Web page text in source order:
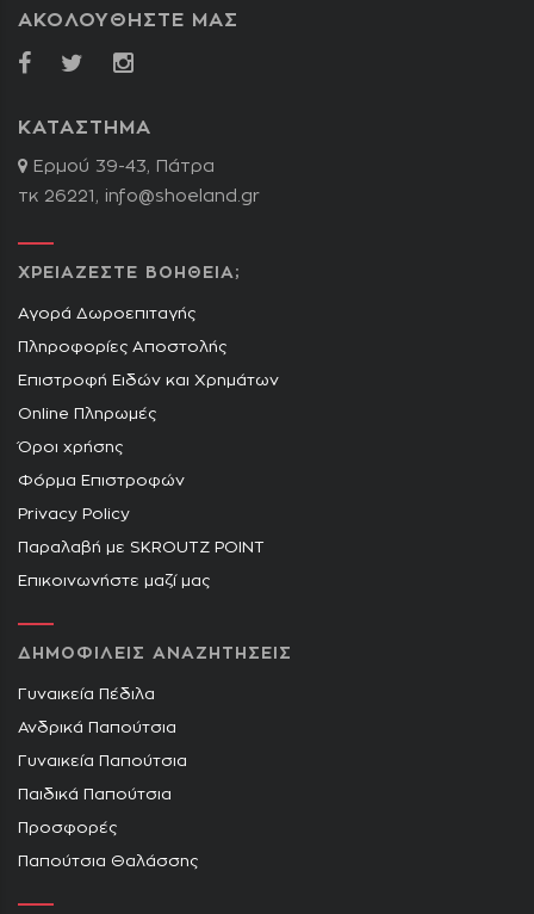
ΑΚΟΛΟΥΘΗΣΤΕ ΜΑΣ
ΚΑΤΑΣΤΗΜΑ
Ερμού 39-43, Πάτρα
τκ 26221, info@shoeland.gr
ΧΡΕΙΑΖΕΣΤΕ ΒΟΗΘΕΙΑ;
Αγορά Δωροεπιταγής
Πληροφορίες Αποστολής
Επιστροφή Ειδών και Χρημάτων
Online Πληρωμές
Όροι χρήσης
Φόρμα Επιστροφών
Privacy Policy
Παραλαβή με SKROUTZ POINT
Επικοινωνήστε μαζί μας
ΔΗΜΟΦΙΛΕΙΣ ΑΝΑΖΗΤΗΣΕΙΣ
Γυναικεία Πέδιλα
Ανδρικά Παπούτσια
Γυναικεία Παπούτσια
Παιδικά Παπούτσια
Προσφορές
Παπούτσια Θαλάσσης